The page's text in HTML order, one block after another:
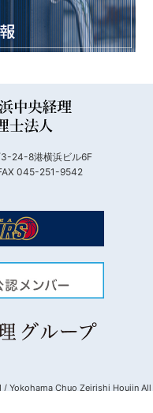
24-8港横浜ビル6F
045-251-9542
Yokohama Chuo Zeirishi Houjin All